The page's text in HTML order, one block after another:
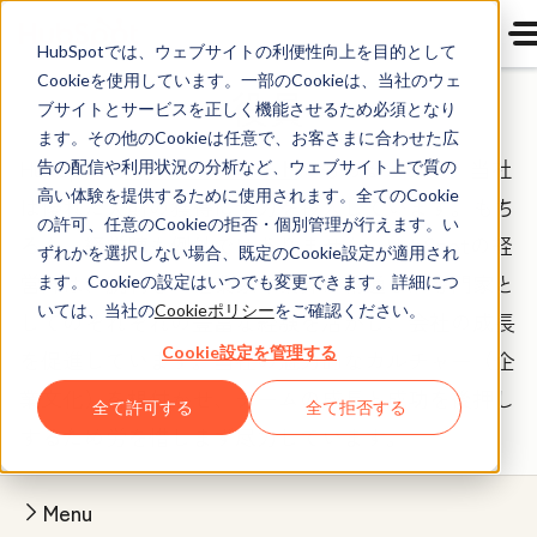
HubSpotでは、ウェブサイトの利便性向上を目的として
Cookieを使用しています。一部のCookieは、当社のウェ
ブサイトとサービスを正しく機能させるため必須となり
ます。その他のCookieは任意で、お客さまに合わせた広
告の配信や利用状況の分析など、ウェブサイト上で質の
高い体験を提供するために使用されます。全てのCookie
の許可、任意のCookieの拒否・個別管理が行えます。い
ずれかを選択しない場合、既定のCookie設定が適用され
ます。Cookieの設定はいつでも変更できます。詳細につ
いては、当社のCookieポリシーをご確認ください。
Cookie設定を管理する
全て許可する 全て拒否する
役員
HubSpotのカルチャーコードにもあるとおり、当社
は優れた人財の獲得に全力を投入しています。もち
ろん、経営陣も例外ではありません。HubSpotの経
営陣は、腕利きの起業家や業界に精通した専門家と
してのそれぞれの豊富な経験を活かし、会社の成長
を促進しています。当社の魅力的なカルチャー（企
業文化）を根付かせ、チームの成長と成功を後押し
するため労を惜しまず尽力しています。
Menu